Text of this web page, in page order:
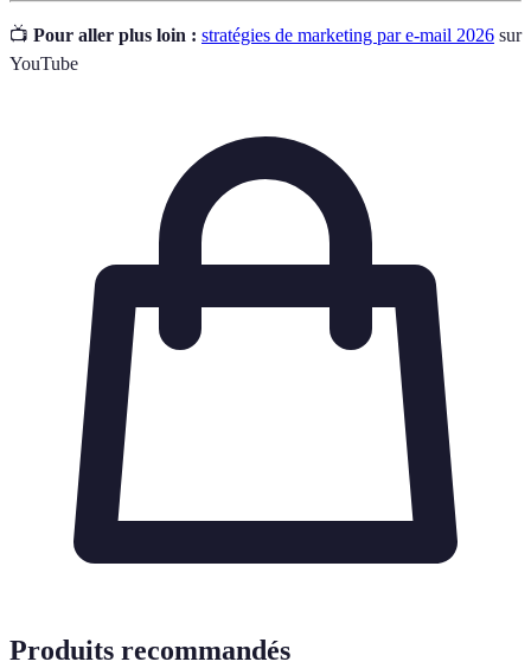
📺 Pour aller plus loin : stratégies de marketing par e-mail 2026 sur
YouTube
Produits recommandés